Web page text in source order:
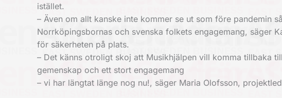
istället.
– Även om allt kanske inte kommer se ut som före pandemin
Norrköpingsbornas och svenska folkets engagemang, säger
för säkerheten på plats.
– Det känns otroligt skoj att Musikhjälpen vill komma tillbaka
gemenskap och ett stort engagemang
– vi har längtat länge nog nu!, säger Maria Olofsson,